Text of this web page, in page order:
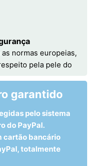
normas europeias,
pela pele do
garantido
pelo sistema
do PayPal.
cartão bancário
totalmente